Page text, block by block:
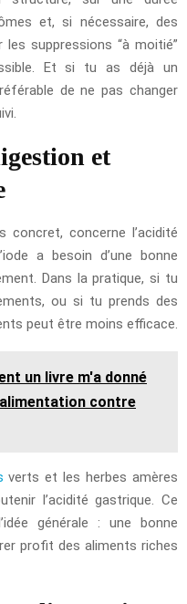
et, si nécessaire, des
suppressions “à moitié”
Et si tu as déjà un
de ne pas changer
et
concret, concerne l’acidité
a besoin d’une bonne
Dans la pratique, si tu
ou si tu prends des
peut être moins efficace.
un livre m'a donné
contre
verts et les herbes amères
l’acidité gastrique. Ce
générale : une bonne
profit des aliments riches